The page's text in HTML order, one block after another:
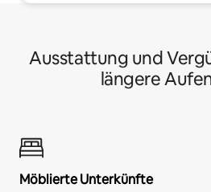
Ausstattung und
längere
Möblierte Unterkünfte